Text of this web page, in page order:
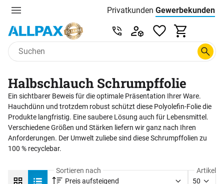
Menu Privatkunden Preisliste:
Gewerbekunden
Zum Hauptinhalt springen
Service & Beratung unter
Halbschlauch Schrumpffolie
Ein sichtbarer Beweis für die optimale Präsentation Ihrer Ware.
Hauchdünn und trotzdem robust schützt diese Polyolefin-Folie die
Produkte langfristig. Eine saubere Lösung auch für Lebensmittel.
Verschiedene Größen und Stärken liefern wir ganz nach Ihren
Anforderungen. Der Umwelt zuliebe sind diese Schrumpffolien zu
100 % recyclebar.
Sortieren nach
Preis aufsteigend
Artikel
50